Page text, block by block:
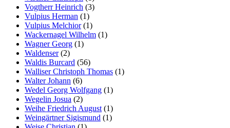
Vogtherr Heinrich (3)
Vulpius Herman (1)
Vulpius Melchior(1)
Wackernagel Wilhelm (1)
Wagner Georg (1)
Waldenser(2)
Waldis Burcard (56)
Walliser Christoph Thomas (1)
Walter Johann (6)
Wedel Georg Wolfgang (1)
Wegelin Josua (2)
Weihe Friedrich August(1)
Weingärtner Sigismund (1)